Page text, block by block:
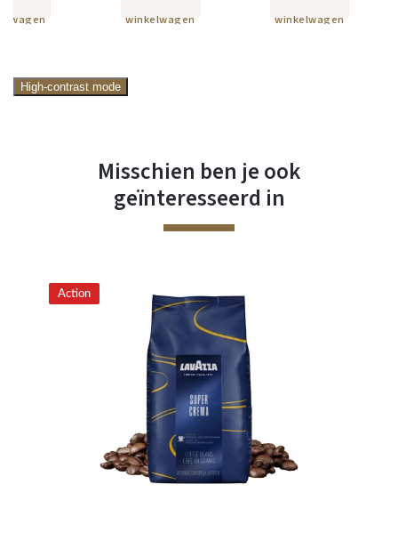
winkelwagen
winkelwagen
High-contrast mode
Misschien ben je ook
geïnteresseerd in
Action